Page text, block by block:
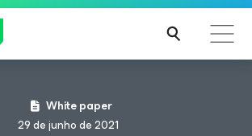
Veeam para os clientes afetados
de conteúdo da CrowdStrike
White paper
29 de junho de 2021